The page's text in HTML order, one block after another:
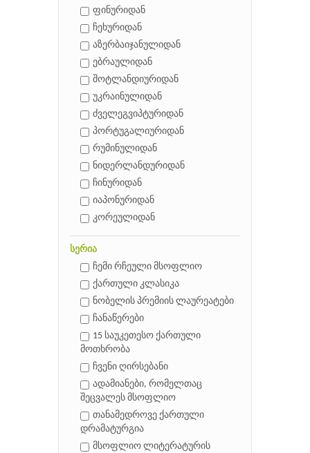
ფინურიდან
ჩეხურიდან
აზერბაიჯანულიდან
ებრაულიდან
შოტლანდიურიდან
უკრაინულიდან
ძველეგვიპტურიდან
პორტუგალიურიდან
რუმინულიდან
ნიდერლანდურიდან
ჩინურიდან
იაპონურიდან
კორეულიდან
სერია
ჩემი რჩეული მსოფლიო
ქართული კლასიკა
ნობელის პრემიის ლაურეატები
ჩანაწერები
15 საუკეთესო ქართული
მოთხრობა
ჩვენი ღირსებანი
ადამიანები, რომელთაც
შეცვალეს მსოფლიო
თანამედროვე ქართული
დრამატურგია
მსოფლიო ლიტერატურის